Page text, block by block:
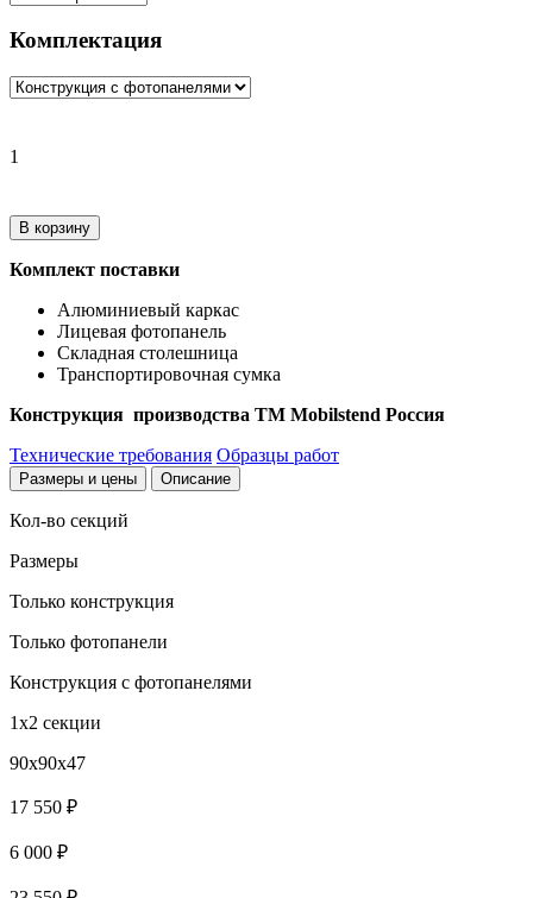
Комплектация
1
В корзину
Комплект поставки
Алюминиевый каркас
Лицевая фотопанель
Складная столешница
Транспортировочная сумка
Конструкция производства TM Mobilstend Россия
Технические требования Образцы работ
Размеры и цены Описание
Кол-во секций
Размеры
Только конструкция
Только фотопанели
Конструкция с фотопанелями
1х2 секции
90x90x47
17 550 ₽
6 000 ₽